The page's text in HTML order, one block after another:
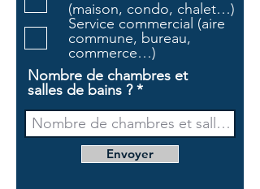
e
(maison, condo, chalet…)
Service commercial (aire
commune, bureau,
commerce…)
Nombre de chambres et
salles de bains ?
Envoyer